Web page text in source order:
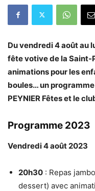
Du vendredi 4 août au
fête votive de la Saint-
animations pour les
boules… un
PEYNIER Fêtes et le
Programme 2023
Vendredi 4 août 2023
20h30 : Repas
dessert) avec